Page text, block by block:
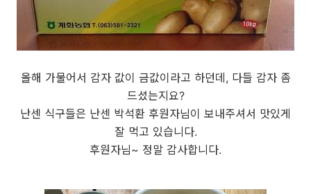
올해 가물어서 감자 값이 금값이라고 하던데, 다들 감자 좀
드셨는지요?
난센 식구들은 난센 박석환 후원자님이 보내주셔서 맛있게
잘 먹고 있습니다.
후원자님~ 정말 감사합니다.